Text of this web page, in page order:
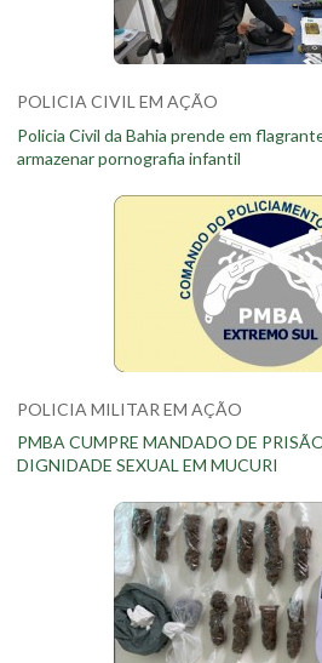
POLICIA CIVIL EM AÇÃO
Policia Civil da Bahia prende em
armazenar pornografia infantil
POLICIA MILITAR EM AÇÃO
PMBA CUMPRE MANDADO DE
DIGNIDADE SEXUAL EM MUCURI